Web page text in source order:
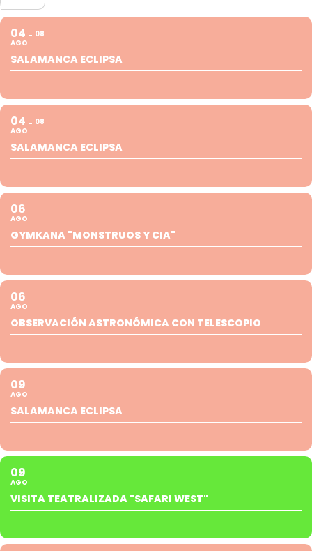
04
AGO
08
SALAMANCA ECLIPSA
04
AGO
08
SALAMANCA ECLIPSA
06
AGO
GYMKANA "MONSTRUOS Y CIA"
06
AGO
OBSERVACIÓN ASTRONÓMICA CON TELESCOPIO
09
AGO
SALAMANCA ECLIPSA
09
AGO
VISITA TEATRALIZADA "SAFARI WEST"